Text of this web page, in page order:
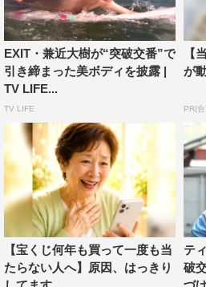
兼近大樹（EXIT）＆木下彩音
◆今回の「突破交番」の収録はい
兼近「海ロケ、楽しかったです
木下「私は、毎年家族で海に行
影でも海に来られて、うれしか
兼近「あと、初サーフィンも最
乗ったんですけど、最初から乗
EXIT・兼近大樹が“突破交番”で
引き締まった美ボディを披露 |
TV LIFE...
TV LIFE
【
が
PR(
【宝くじ何年も買って一度も当
たらない人へ】原因、はっきり
テ
破